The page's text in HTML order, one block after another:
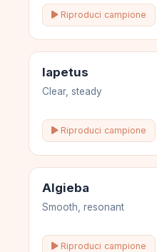
Riproduci campione
Iapetus
Clear, steady
Riproduci campione
Algieba
Smooth, resonant
Riproduci campione